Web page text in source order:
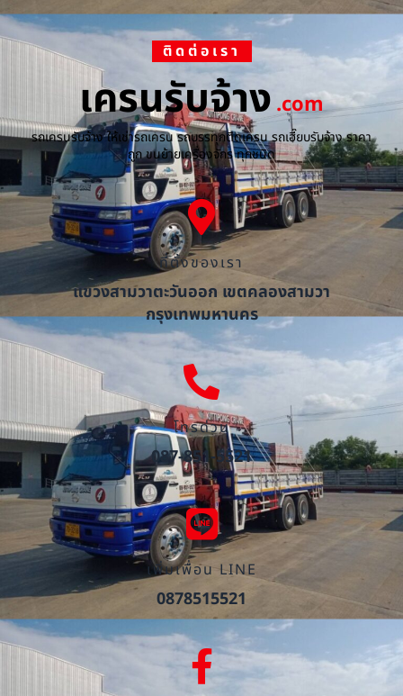
ติดต่อเรา
เครนรับจ้าง.com
รถเครนรับจ้าง ให้เช่ารถเครน รถบรรทุกติดเครน รถเฮี๊ยบรับจ้าง ราคา
ถูก ขนย้ายเครื่องจักร ทุกชนิด
ที่ตั้งของเรา
แขวงสามวาตะวันออก เขตคลองสามวา
กรุงเทพมหานคร
โทรด่วน
087-851-5521
เพิ่มเพื่อน LINE
0878515521